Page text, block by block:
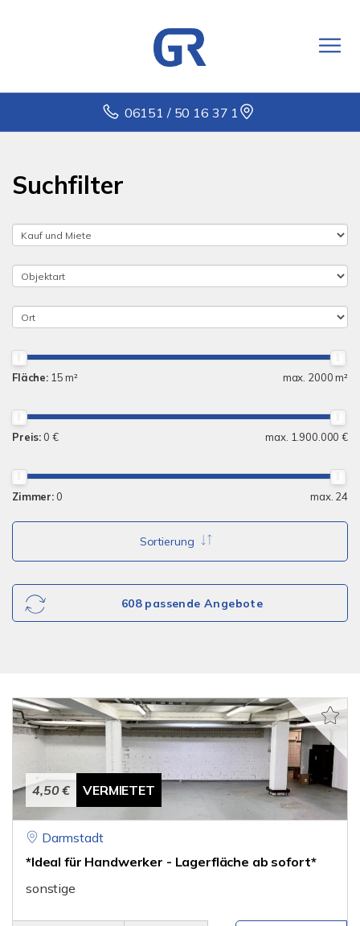
06151 / 50 16 37 1
Suchfilter
Fläche: 15 m² max. 2000 m²
Preis: 0 € max. 1.900.000 €
Zimmer: 0 max. 24
Sortierung
608 passende Angebote
4,50 € VERMIETET
Darmstadt
*Ideal für Handwerker - Lagerfläche ab sofort*
sonstige